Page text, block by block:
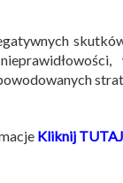
Kliknij TUTAJ